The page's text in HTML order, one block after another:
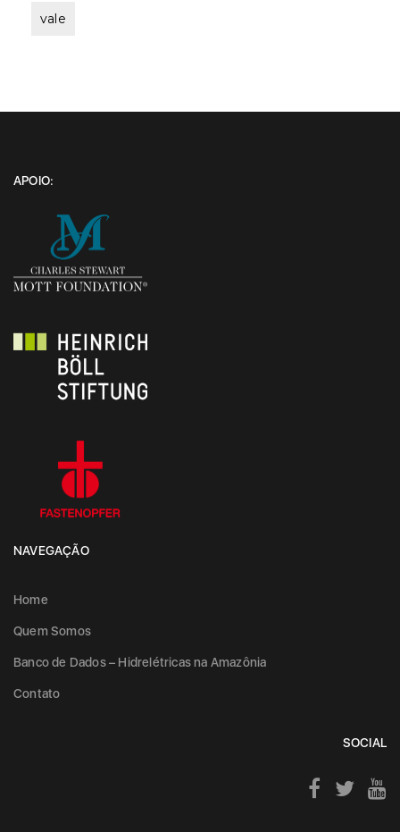
vale
APOIO:
NAVEGAÇÃO
Home
Quem Somos
Banco de Dados – Hidrelétricas na Amazônia
Contato
SOCIAL